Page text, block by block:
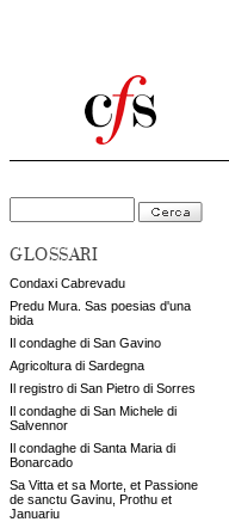
GLOSSARI
Condaxi Cabrevadu
Predu Mura. Sas poesias d'una
bida
Il condaghe di San Gavino
Agricoltura di Sardegna
Il registro di San Pietro di Sorres
Il condaghe di San Michele di
Salvennor
Il condaghe di Santa Maria di
Bonarcado
Sa Vitta et sa Morte, et Passione
de sanctu Gavinu, Prothu et
Januariu